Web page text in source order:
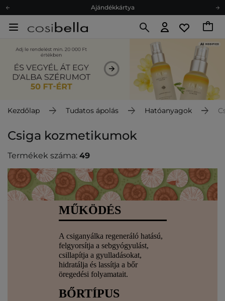
Ajándékkártya
Ingyenes szállítás 15 000 Ft-tól
Ajándékkártya
Kezdőlap Tudatos ápolás Hatóanyagok
Csiga kozmetikumok
Termékek száma: 49
MŰKÖDÉS
A csiganyálka regeneráló hatású,
felgyorsítja a sebgyógyulást,
csillapítja a gyulladásokat,
hidratálja és lassítja a bőr
öregedési folyamatait.
BŐRTÍPUS